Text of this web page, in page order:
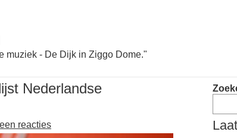
muziek - De Dijk in Ziggo Dome."
Nederlandse
reacties